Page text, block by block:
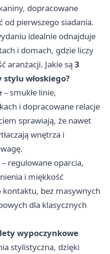
dopracowane
pierwszego siadania.
idealnie odnajduje
i domach, gdzie liczy
aranżacji. Jakie są 3
włoskiego?
– smukłe linie,
i dopracowane relacje
sprawiają, że nawet
wnętrza i
– regulowane oparcia,
i miękkość
bez masywnych
dla klasycznych
wypoczynkowe
stylistyczna, dzięki